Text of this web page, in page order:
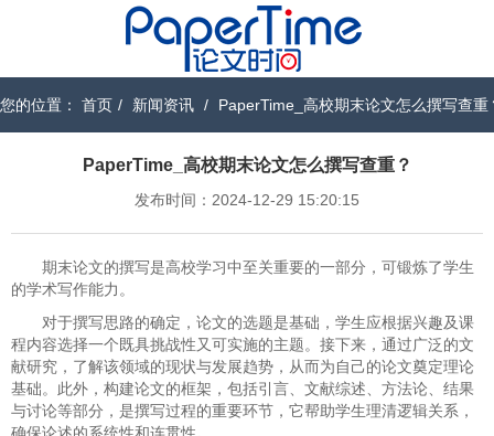
您的位置： 首页 / 新闻资讯 / PaperTime_高校期末论文怎么撰写查重
PaperTime_高校期末论文怎么撰写查重？
发布时间：2024-12-29 15:20:15
期末论文的撰写是高校学习中至关重要的一部分，可锻炼了学生
的学术写作能力。
对于撰写思路的确定，论文的选题是基础，学生应根据兴趣及课
程内容选择一个既具挑战性又可实施的主题。接下来，通过广泛的文
献研究，了解该领域的现状与发展趋势，从而为自己的论文奠定理论
基础。此外，构建论文的框架，包括引言、文献综述、方法论、结果
与讨论等部分，是撰写过程的重要环节，它帮助学生理清逻辑关系，